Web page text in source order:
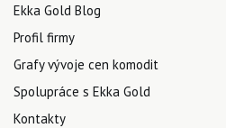
Ekka Gold Blog
Profil firmy
Grafy vývoje cen komodit
Spolupráce s Ekka Gold
Kontakty